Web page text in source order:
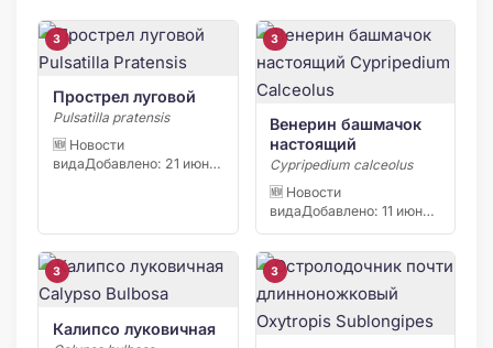
3
Прострел луговой
Pulsatilla pratensis
🆕 Новости
видаДобавлено: 21 июня
3
Венерин башмачок
настоящий
Cypripedium calceolus
🆕 Новости
видаДобавлено: 11 июня
«Кивач» в […]
3
Калипсо луковичная
3